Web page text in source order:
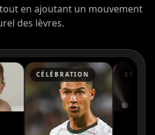
tout en ajoutant un mouvement
des lèvres.
CÉLÉBRATION SÉRIE